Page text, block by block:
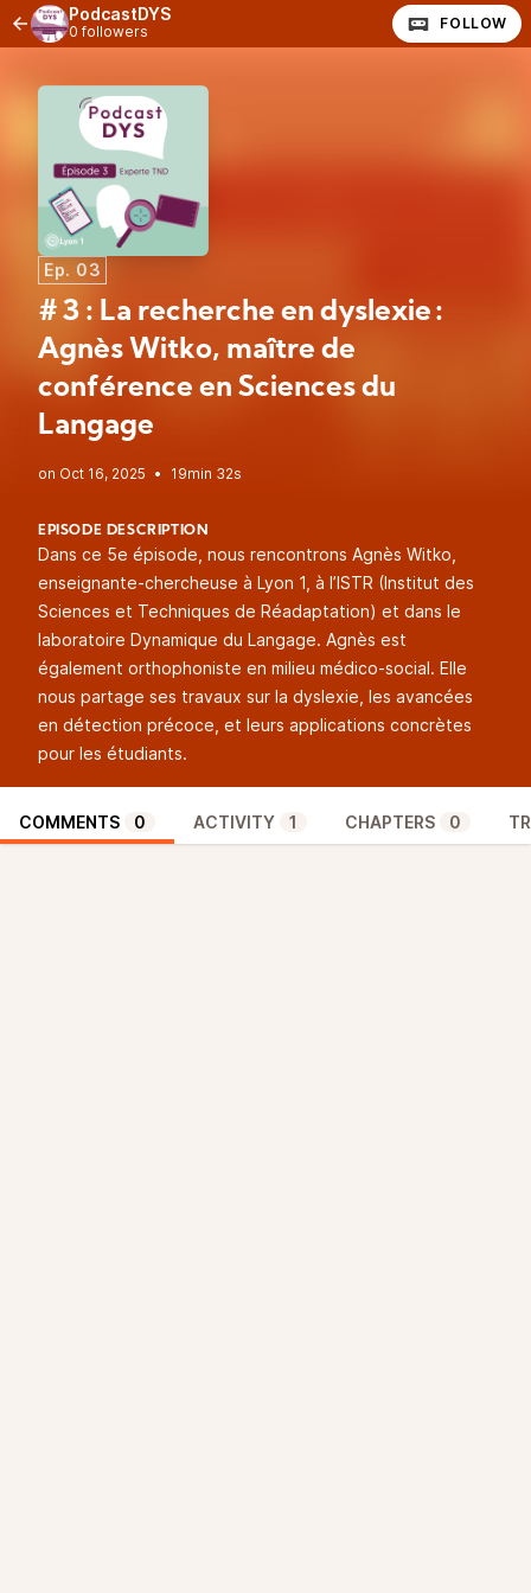
PodcastDYS
0 followers FOLLOW
Ep. 03
# 3 : La recherche en dyslexie :
Agnès Witko, maître de
conférence en Sciences du
Langage
• 19min 32s
EPISODE DESCRIPTION
Dans ce 5e épisode, nous rencontrons Agnès Witko,
enseignante-chercheuse à Lyon 1, à l’ISTR (Institut des
Sciences et Techniques de Réadaptation) et dans le
laboratoire Dynamique du Langage. Agnès est
également orthophoniste en milieu médico-social. Elle
nous partage ses travaux sur la dyslexie, les avancées
en détection précoce, et leurs applications concrètes
pour les étudiants.
COMMENTS 0 ACTIVITY 1 CHAPTERS 0